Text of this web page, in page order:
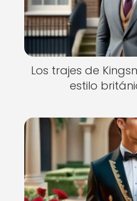
Los trajes de
estilo